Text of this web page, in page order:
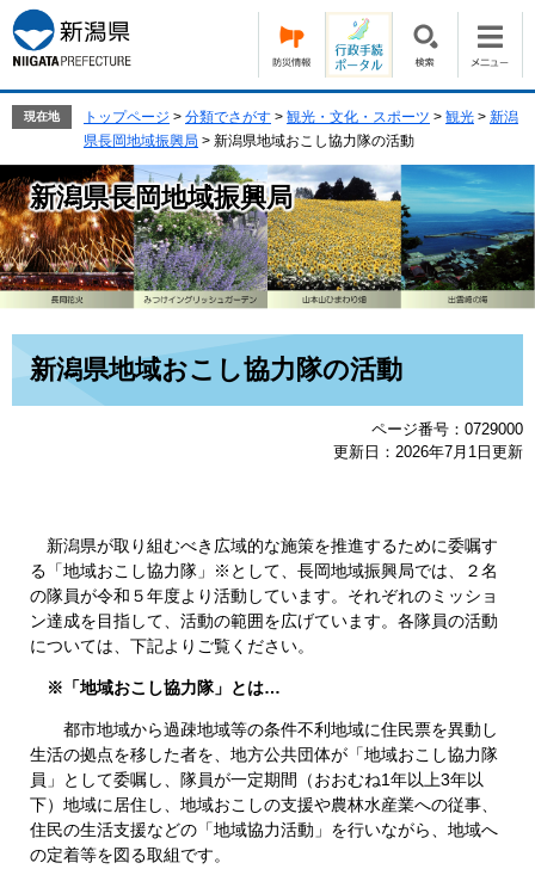
ー
ジ
の
で
す。
ニ
ュ
ー
ば
し
て
本
文
へ
現在地 トップページ > 分類でさがす > 観光・文化・スポーツ > 観光 > 新潟
県長岡地域振興局 > 新潟県地域おこし協力隊の活動
新潟県長岡地域振興局
新潟県地域おこし協力隊の活動
ページ番号：0729000
更新日：2026年7月1日更新
新潟県が取り組むべき広域的な施策を推進するために委嘱す
る「地域おこし協力隊」※として、長岡地域振興局では、２名
の隊員が令和５年度より活動しています。それぞれのミッショ
ン達成を目指して、活動の範囲を広げています。各隊員の活動
については、下記よりご覧ください。
※「地域おこし協力隊」とは…
都市地域から過疎地域等の条件不利地域に住民票を異動し
生活の拠点を移した者を、地方公共団体が「地域おこし協力隊
員」として委嘱し、隊員が一定期間（おおむね1年以上3年以
下）地域に居住し、地域おこしの支援や農林水産業への従事、
住民の生活支援などの「地域協力活動」を行いながら、地域へ
の定着等を図る取組です。